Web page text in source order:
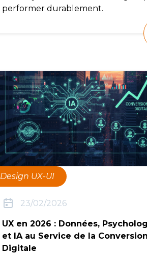
performer durablement.
Design UX-UI
23/02/2026
UX en 2026 : Données,
et IA au Service de la Conversion
Digitale